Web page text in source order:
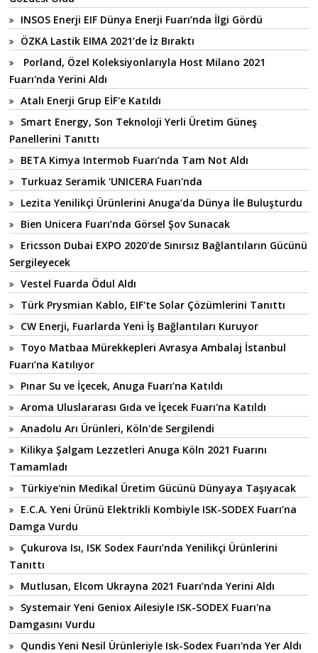
INSOS Enerji EIF Dünya Enerji Fuarı’nda İlgi Gördü
ÖZKA Lastik EIMA 2021’de İz Bıraktı
Porland, Özel Koleksiyonlarıyla Host Milano 2021
Fuarı'nda Yerini Aldı
Atalı Enerji Grup EİF'e Katıldı
Smart Energy, Son Teknoloji Yerli Üretim Güneş
Panellerini Tanıttı
BETA Kimya Intermob Fuarı’nda Tam Not Aldı
Turkuaz Seramik 'UNICERA Fuarı'nda
Lezita Yenilikçi Ürünlerini Anuga’da Dünya İle Buluşturdu
Bien Unicera Fuarı’nda Görsel Şov Sunacak
Ericsson Dubai EXPO 2020'de Sınırsız Bağlantıların Gücünü
Sergileyecek
Vestel Fuarda Ödul Aldı
Türk Prysmian Kablo, EIF'te Solar Çözümlerini Tanıttı
CW Enerji, Fuarlarda Yeni İş Bağlantıları Kuruyor
Toyo Matbaa Mürekkepleri Avrasya Ambalaj İstanbul
Fuarı’na Katılıyor
Pınar Su ve İçecek, Anuga Fuarı’na Katıldı
Aroma Uluslararası Gıda ve İçecek Fuarı'na Katıldı
Anadolu Arı Ürünleri, Köln'de Sergilendi
Kilikya Şalgam Lezzetleri Anuga Köln 2021 Fuarını
Tamamladı
Türkiye'nin Medikal Üretim Gücünü Dünyaya Taşıyacak
E.C.A. Yeni Ürünü Elektrikli Kombiyle ISK-SODEX Fuarı’na
Damga Vurdu
Çukurova Isı, ISK Sodex Faurı’nda Yenilikçi Ürünlerini
Tanıttı
Mutlusan, Elcom Ukrayna 2021 Fuarı’nda Yerini Aldı
Systemair Yeni Geniox Ailesiyle ISK-SODEX Fuarı'na
Damgasını Vurdu
Qundis Yeni Nesil Ürünleriyle Isk-Sodex Fuarı'nda Yer Aldı